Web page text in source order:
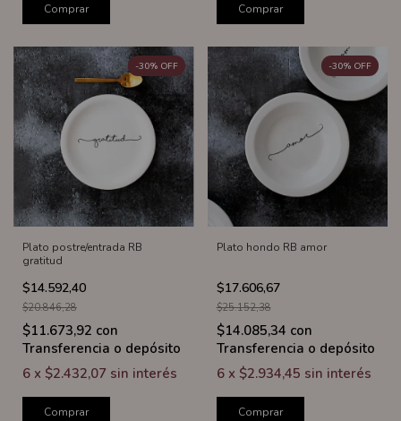
Comprar Comprar
Plato postre/entrada RB
gratitud
$14.592,40
-30% OFF
$20.846,28
$11.673,92 con
Transferencia o depósito
6 x $2.432,07 sin interés
Comprar
Plato hondo RB amor
$17.606,67
-30% OFF
$25.152,38
$14.085,34 con
Transferencia o depósito
6 x $2.934,45 sin interés
Comprar